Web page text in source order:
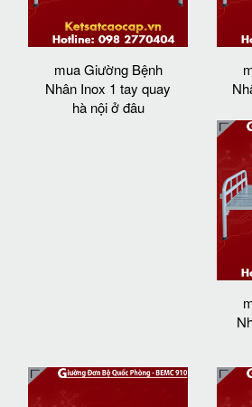
mua Giường Bệnh
Nhân Inox 1 tay quay
hà nội ở đâu